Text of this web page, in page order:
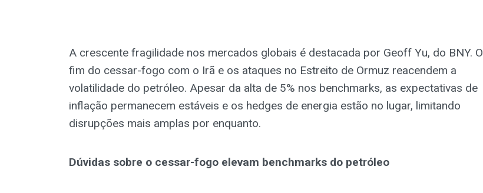
A crescente fragilidade nos mercados globais é destacada por Geoff Yu, do BNY. O
fim do cessar-fogo com o Irã e os ataques no Estreito de Ormuz reacendem a
volatilidade do petróleo. Apesar da alta de 5% nos benchmarks, as expectativas de
inflação permanecem estáveis e os hedges de energia estão no lugar, limitando
disrupções mais amplas por enquanto.
Dúvidas sobre o cessar-fogo elevam benchmarks do petróleo